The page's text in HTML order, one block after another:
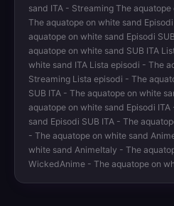
sand ITA - Streaming The
The aquatope on white sand
aquatope on white sand Episodi
aquatope on white sand SUB ITA
white sand ITA Lista episodi - The
Streaming Lista episodi - The
SUB ITA - The aquatope on white
aquatope on white sand Episodi
sand Episodi SUB ITA - The
- The aquatope on white sand
white sand AnimeItaly - The
WickedAnime - The aquatope on